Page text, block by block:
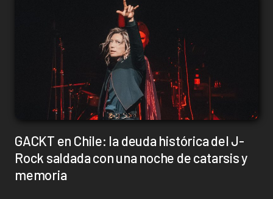
GACKT en Chile: la deuda histórica del J-
Rock saldada con una noche de catarsis y
memoria